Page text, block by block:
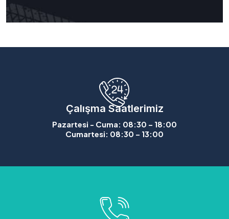
Çalışma Saatlerimiz
Pazartesi - Cuma: 08:30 – 18:00
Cumartesi: 08:30 – 13:00